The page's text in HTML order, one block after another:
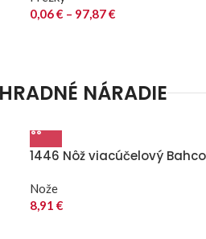
0,06€ – 97,87€
NÁRADIE
1446 Nôž viacúčelový Bahco
Nože
8,91 €